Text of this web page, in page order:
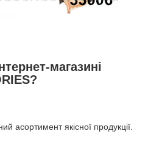
магазині
асортимент якісної продукції.